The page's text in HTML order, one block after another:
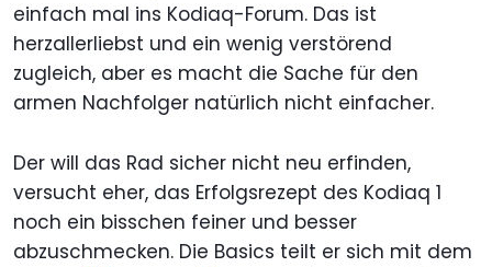
einfach mal ins Kodiaq-Forum. Das ist
herzallerliebst und ein wenig verstörend
zugleich, aber es macht die Sache für den
armen Nachfolger natürlich nicht einfacher.
Der will das Rad sicher nicht neu erfinden,
versucht eher, das Erfolgsrezept des Kodiaq 1
noch ein bisschen feiner und besser
abzuschmecken. Die Basics teilt er sich mit dem